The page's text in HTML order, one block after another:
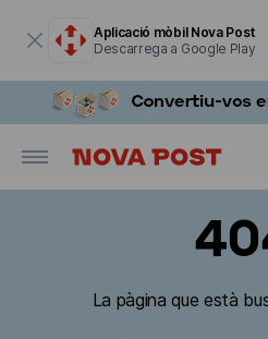
Aplicació mòbil Nova Post
Descarrega a Google Play
La pàgina que està